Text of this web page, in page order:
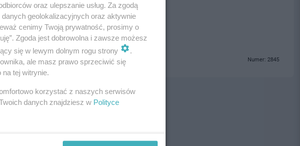
83-110 Tczew
Numer: 2845
oraz ulepszanie usług. Za zgodą
geolokalizacyjnych oraz aktywnie
cenimy Twoją prywatność, prosimy o
Zgoda jest dobrowolna i zawsze możesz
się w lewym dolnym rogu strony
.
ale masz prawo sprzeciwić się
na tej witrynie.
korzystać z naszych serwisów
danych znajdziesz w Polityce